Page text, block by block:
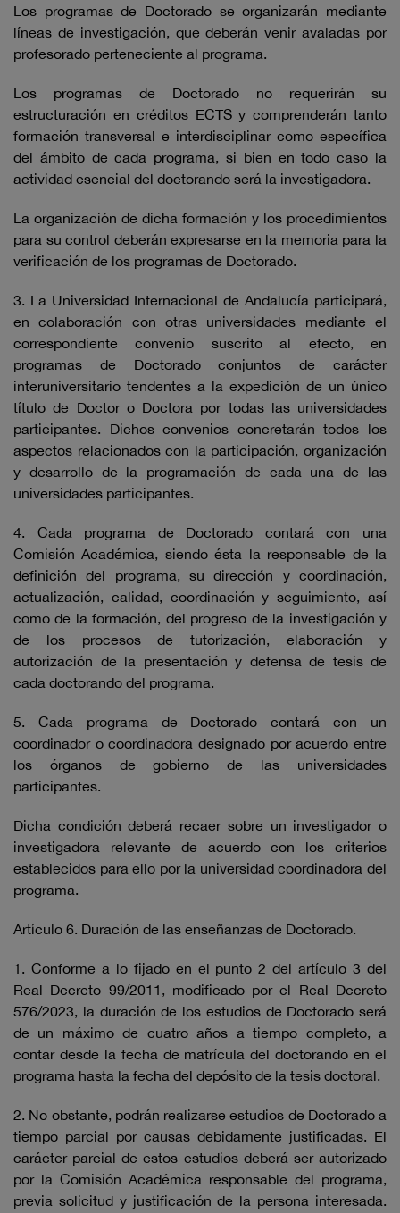
Los programas de Doctorado se organizarán mediante
líneas de investigación, que deberán venir avaladas por
profesorado perteneciente al programa.
Los programas de Doctorado no requerirán su
estructuración en créditos ECTS y comprenderán tanto
formación transversal e interdisciplinar como específica
del ámbito de cada programa, si bien en todo caso la
actividad esencial del doctorando será la investigadora.
La organización de dicha formación y los procedimientos
para su control deberán expresarse en la memoria para la
verificación de los programas de Doctorado.
3. La Universidad Internacional de Andalucía participará,
en colaboración con otras universidades mediante el
correspondiente convenio suscrito al efecto, en
programas de Doctorado conjuntos de carácter
interuniversitario tendentes a la expedición de un único
título de Doctor o Doctora por todas las universidades
participantes. Dichos convenios concretarán todos los
aspectos relacionados con la participación, organización
y desarrollo de la programación de cada una de las
universidades participantes.
4. Cada programa de Doctorado contará con una
Comisión Académica, siendo ésta la responsable de la
definición del programa, su dirección y coordinación,
actualización, calidad, coordinación y seguimiento, así
como de la formación, del progreso de la investigación y
de los procesos de tutorización, elaboración y
autorización de la presentación y defensa de tesis de
cada doctorando del programa.
5. Cada programa de Doctorado contará con un
coordinador o coordinadora designado por acuerdo entre
los órganos de gobierno de las universidades
participantes.
Dicha condición deberá recaer sobre un investigador o
investigadora relevante de acuerdo con los criterios
establecidos para ello por la universidad coordinadora del
programa.
Artículo 6. Duración de las enseñanzas de Doctorado.
1. Conforme a lo fijado en el punto 2 del artículo 3 del
Real Decreto 99/2011, modificado por el Real Decreto
576/2023, la duración de los estudios de Doctorado será
de un máximo de cuatro años a tiempo completo, a
contar desde la fecha de matrícula del doctorando en el
programa hasta la fecha del depósito de la tesis doctoral.
2. No obstante, podrán realizarse estudios de Doctorado a
tiempo parcial por causas debidamente justificadas. El
carácter parcial de estos estudios deberá ser autorizado
por la Comisión Académica responsable del programa,
previa solicitud y justificación de la persona interesada.